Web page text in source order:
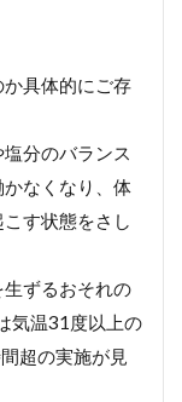
具体的にご存
分のバランス
なくなり、体
す状態をさし
ずるおそれの
気温31度以上の
超の実施が見